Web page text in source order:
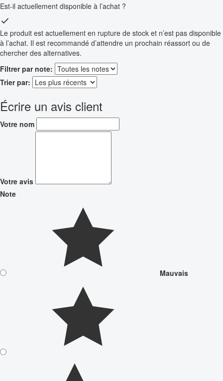
Est-il actuellement disponible à l’achat ?
Le produit est actuellement en rupture de stock et n’est pas disponible
à l’achat. Il est recommandé d’attendre un prochain réassort ou de
chercher des alternatives.
Filtrer par note:
Trier par:
Écrire un avis client
Votre nom
Votre avis
Note
Mauvais